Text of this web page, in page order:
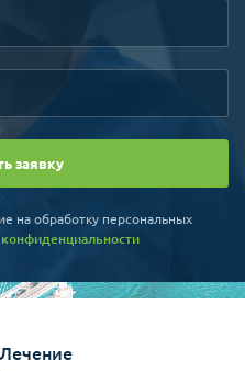
при Университете
Отдела по
Сообщества
Сообщества
исследователей
заявку
на обработку персональных
Лечение